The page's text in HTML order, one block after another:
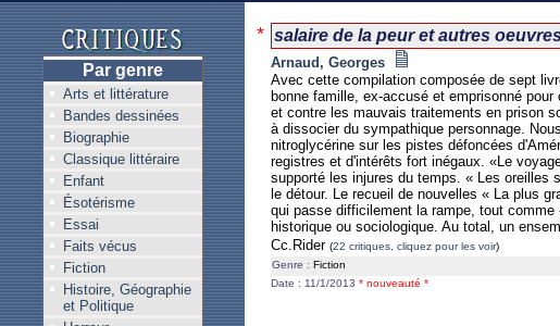
Par genre
Arts et littérature
Bandes dessinées
Biographie
Classique littéraire
Enfant
Ésotérisme
Essai
Faits vécus
Fiction
Histoire, Géographie
et Politique
* salaire de la peur et autres
Arnaud, Georges
Avec cette compilation composée de sept
bonne famille, ex-accusé et emprisonné
et contre les mauvais traitements en prison
à dissocier du sympathique personnage.
nitroglycérine sur les pistes défoncées
registres et d'intérêts fort inégaux. «Le
supporté les injures du temps. « Les oreilles
le détour. Le recueil de nouvelles « La plus
qui passe difficilement la rampe, tout
historique ou sociologique. Au total, un
Cc.Rider (22 critiques, cliquez pour les voir)
Genre : Fiction
Date : 11/1/2013 * nouveauté *